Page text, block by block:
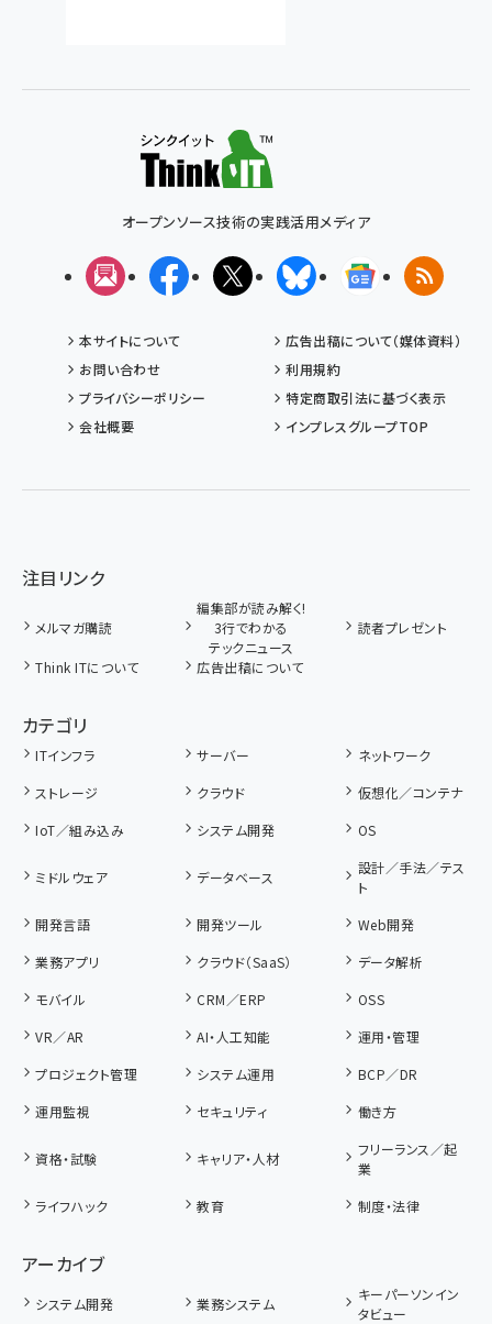
オープンソース技術の実践活用メディア
メルマガFacebookX(エックス)BlueskyGoogleニュ
RSS
本サイトについて
広告出稿について（媒体資料）
お問い合わせ
利用規約
プライバシーポリシー
特定商取引法に基づく表示
会社概要
インプレスグループTOP
注目リンク
メルマガ購読
編集部が読み解く!
3行でわかる
テックニュース
読者プレゼント
Think ITについて 広告出稿について
カテゴリ
ITインフラ サーバー
ネットワーク
ストレージ
クラウド
仮想化／コンテナ
IoT／組み込み
システム開発 OS
ミドルウェア データベース
設計／手法／テス
ト
開発言語
開発ツール
Web開発
業務アプリ
クラウド（SaaS）
データ解析
モバイル
CRM／ERP
OSS
VR／AR
AI・人工知能
運用・管理
プロジェクト管理
システム運用
BCP／DR
運用監視
セキュリティ 働き方
資格・試験 キャリア・人材
フリーランス／起
業
ライフハック
教育 制度・法律
アーカイブ
システム開発 業務システム
キーパーソンイン
タビュー